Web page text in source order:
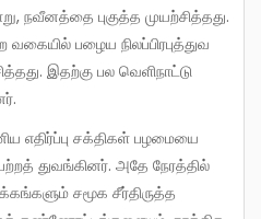
நவீனத்தை புகுத்த முயற்சித்தது.
பழைய நிலப்பிரபுத்துவ
இதற்கு பல வெளிநாட்டு
துவங்கினர். அதே நேரத்தில்
சமூக சீர்திருத்த